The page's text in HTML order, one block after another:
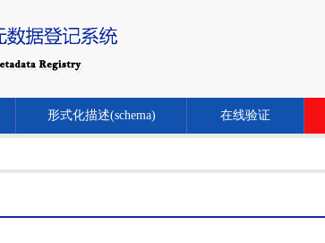
形式化描述(schema) 在线验证